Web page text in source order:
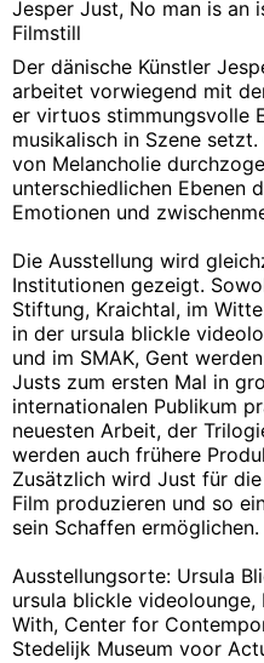
Jesper Just, No man is an
Filmstill
Der dänische Künstler
arbeitet vorwiegend mit
er virtuos stimmungsvolle
musikalisch in Szene
von Melancholie
unterschiedlichen Ebenen
Emotionen und
Die Ausstellung wird
Institutionen gezeigt.
Stiftung, Kraichtal, im
in der ursula blickle
und im SMAK, Gent
Justs zum ersten Mal in
internationalen Publikum
neuesten Arbeit, der
werden auch frühere
Zusätzlich wird Just für
Film produzieren und so
sein Schaffen ermöglichen.
Ausstellungsorte: Ursula
ursula blickle videolounge,
With, Center for
Stedelijk Museum voor